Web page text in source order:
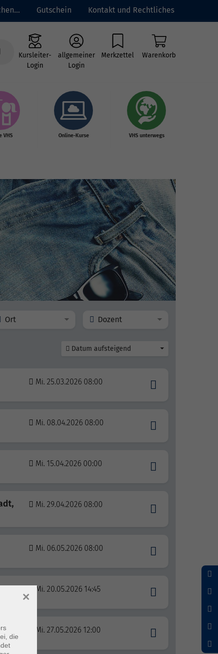
Gutschein Kontakt und Rechtliches
Kursleiter-
Login
allgemeiner
Login
Merkzettel Warenkorb
VHS Online-Kurse VHS unterwegs
Ort Dozent
Datum aufsteigend
Mi. 25.03.2026 08:00
Mi. 08.04.2026 08:00
Mi. 15.04.2026 00:00
Mi. 29.04.2026 08:00
Mi. 06.05.2026 08:00
Mi. 20.05.2026 14:45
Mi. 27.05.2026 12:00
die
×